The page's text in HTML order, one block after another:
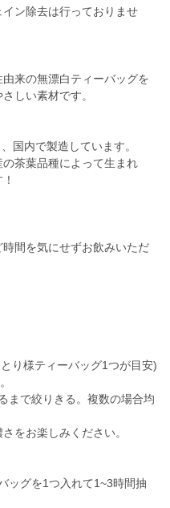
ン除去は行っておりませ
来の無漂白ティーバッグを
しい素材です。
国内で製造しています。
茶葉品種によって生まれ
間を気にせずお飲みいただ
り様ティーバッグ1つが目安)
まで絞りきる。複数の場合均
をお楽しみください。
ッグを1つ入れて1~3時間抽